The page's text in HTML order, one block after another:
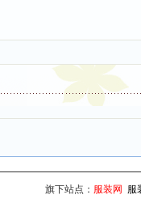
旗下站点： 服装网
服